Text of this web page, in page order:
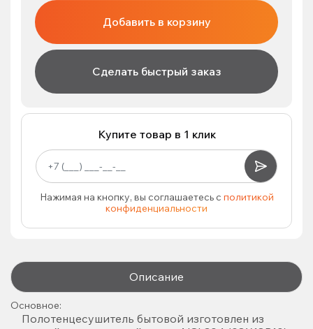
Добавить в корзину
Сделать быстрый заказ
Купите товар в 1 клик
Нажимая на кнопку, вы соглашаетесь с политикой
конфиденциальности
Описание
Основное:
Полотенцесушитель бытовой изготовлен из